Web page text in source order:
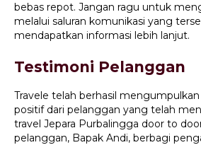
bebas repot. Jangan ragu untuk
melalui saluran komunikasi yang
mendapatkan informasi lebih lanjut.
Testimoni Pelanggan
Travele telah berhasil
positif dari pelanggan yang telah
travel Jepara Purbalingga door to
pelanggan, Bapak Andi, berbagi